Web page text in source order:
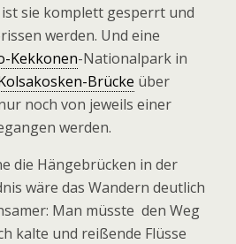
ist sie komplett gesperrt und
werden. Und eine
Kekkonen-Nationalpark in
Brücke über
noch von jeweils einer
werden.
die Hängebrücken in der
wäre das Wandern deutlich
Man müsste den Weg
kalte und reißende Flüsse